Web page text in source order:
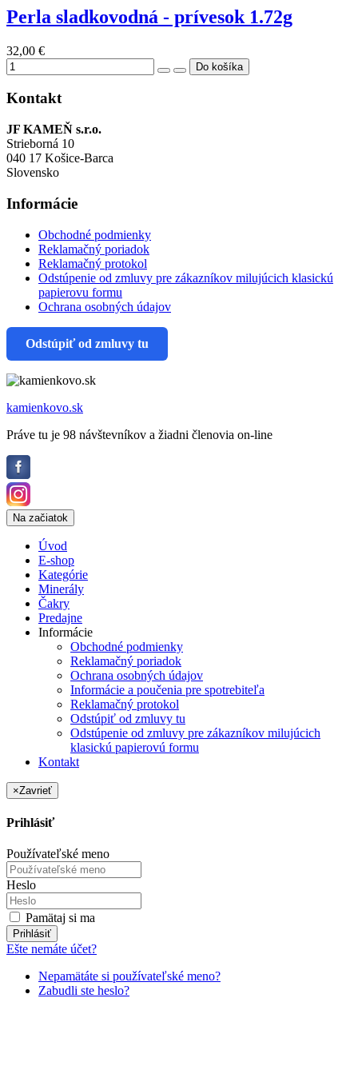
Perla sladkovodná - prívesok 1.72g
32,00 €
Kontakt
JF KAMEŇ s.r.o.
Strieborná 10
040 17 Košice-Barca
Slovensko
Informácie
Obchodné podmienky
Reklamačný poriadok
Reklamačný protokol
Odstúpenie od zmluvy pre zákazníkov milujúcich klasickú
papierovu formu
Ochrana osobných údajov
Odstúpiť od zmluvy tu
kamienkovo.sk
Práve tu je 98 návštevníkov a žiadni členovia on-line
Na začiatok
Úvod
E-shop
Kategórie
Minerály
Čakry
Predajne
Informácie
Obchodné podmienky
Reklamačný poriadok
Ochrana osobných údajov
Informácie a poučenia pre spotrebiteľa
Reklamačný protokol
Odstúpiť od zmluvy tu
Odstúpenie od zmluvy pre zákazníkov milujúcich
klasickú papierovú formu
Kontakt
×Zavrieť
Prihlásiť
Používateľské meno
Heslo
Pamätaj si ma
Prihlásiť
Ešte nemáte účet?
Nepamätáte si používateľské meno?
Zabudli ste heslo?